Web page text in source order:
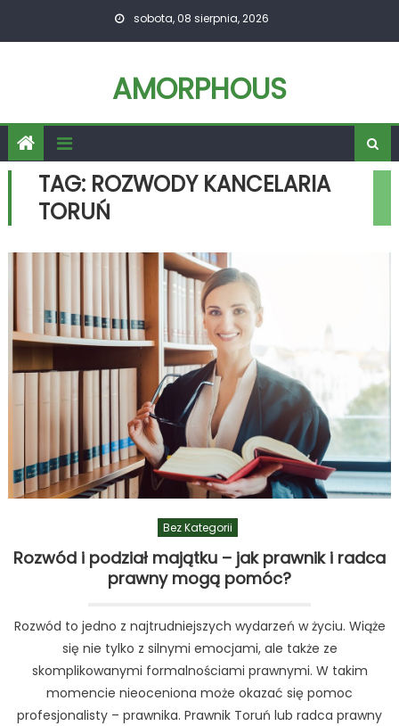
sobota, 08 sierpnia, 2026
AMORPHOUS
TAG: ROZWODY KANCELARIA
TORUŃ
Bez Kategorii
Rozwód i podział majątku – jak prawnik i radca
prawny mogą pomóc?
Rozwód to jedno z najtrudniejszych wydarzeń w życiu. Wiąże
się nie tylko z silnymi emocjami, ale także ze
skomplikowanymi formalnościami prawnymi. W takim
momencie nieoceniona może okazać się pomoc
profesjonalisty – prawnika. Prawnik Toruń lub radca prawny